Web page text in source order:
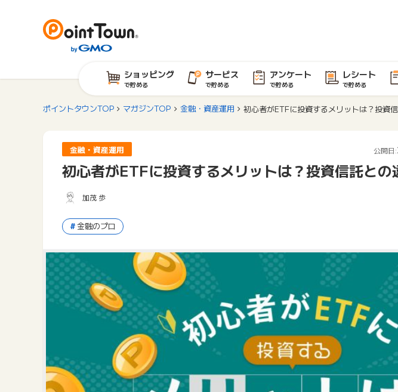
ショッピング
で貯める
サービス
で貯める
アンケート
で貯める
レシート
で貯める
ポイントタウンTOP マガジンTOP 金融・資産運用 初心者がETFに投資するメリットは？投資
金融・資産運用 公開日:
初心者がETFに投資するメリットは？投資信託との
加茂 歩
金融のプロ